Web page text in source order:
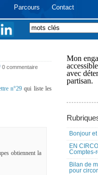
Parcours Contact
0 commentaire
n°29 qui liste les
obtiennent la
Mon
avec
partisan.
Bonjour
EN
Comptes-
Bilan de
pour